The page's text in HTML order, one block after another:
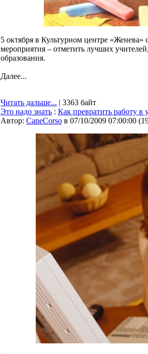
5 октября в Культурном центре
мероприятия – отметить лучших
образования.
Далее...
Читать дальше... | 3363 байт
Это надо знать : Как превратить работу в
Автор: CaneCorso в 07/10/2009 07:00:00 (